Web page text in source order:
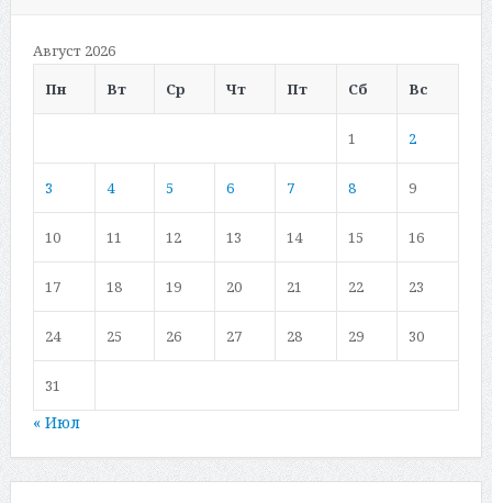
Август 2026
Пн
Вт Ср Чт Пт Сб Вс
1 2
3 4 5 6 7 8 9
10 11 12 13 14 15 16
17 18 19 20 21 22 23
24 25 26 27 28 29 30
31
« Июл